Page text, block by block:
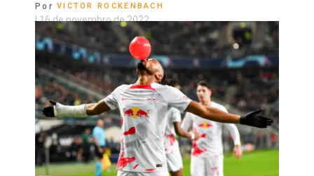
Por VICTOR ROCKENBACH
|16 de novembro de 2022